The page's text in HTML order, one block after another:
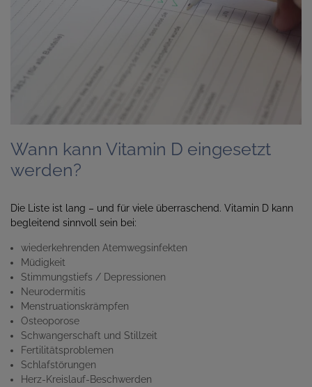
Wann kann Vitamin D eingesetzt
werden?
Die Liste ist lang – und für viele überraschend. Vitamin D kann
begleitend sinnvoll sein bei:
wiederkehrenden Atemwegsinfekten
Müdigkeit
Stimmungstiefs / Depressionen
Neurodermitis
Menstruationskrämpfen
Osteoporose
Schwangerschaft und Stillzeit
Fertilitätsproblemen
Schlafstörungen
Herz-Kreislauf-Beschwerden